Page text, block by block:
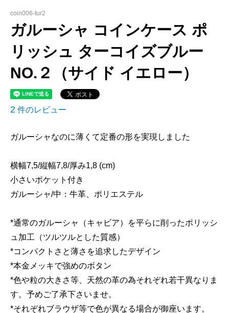
coin006-tur2
ガルーシャ コインケース ポ
リッシュ ターコイズブルー
NO.２（サイド イエロー）
2 件のレビュー
ガルーシャなのに薄くて定番の形を実現しました
横幅7,5/縦幅7,8/厚み1,8 (cm)
小さいポケット付き
ガルーシャ/中：牛革、ポリエステル
*通常のガルーシャ（キャビア）を平らに削ったポリッシ
ュ加工（ツルツルとした質感）
*コンパクトさと薄さを追求したデザイン
*本金メッキで強めのボタン
*色や粒の大きさ等、天然の革の為それぞれ若干異なりま
す。予めご了承下さいませ。
*それぞれブラウザ等で色が異なる場合が御座います。